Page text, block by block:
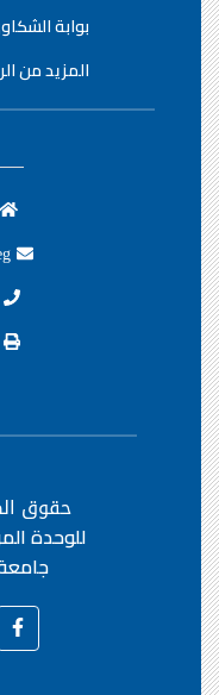
بوابة
المزيد من
حقوق
للوحدة